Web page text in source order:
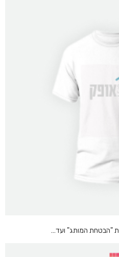
"הבטחת המותג" ועד…